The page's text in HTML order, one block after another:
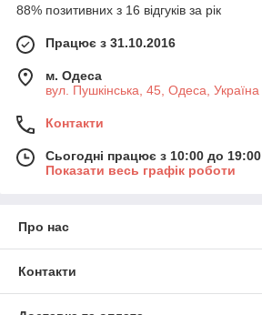
88% позитивних з 16 відгуків за рік
Працює з 31.10.2016
м. Одеса
вул. Пушкінська, 45, Одеса, Україна
Контакти
Сьогодні працює з 10:00 до 19:00
Показати весь графік роботи
Про нас
Контакти